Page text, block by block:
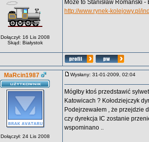
Dołączył: 16 Lis 2008
Skąd: Białystok
Może to Stanisław Romański
http://www.rynek-kolejowy.pl/
MaRcin1987
Dołączył: 24 Lis 2008
Wysłany: 31-01-2009, 02:04
Mógłby ktoś przedstawić
Katowicach ? Kołodziejczyk
Podejrzewałem , że przejdzie
czy dyrekcja IC zostanie
wspominano ..